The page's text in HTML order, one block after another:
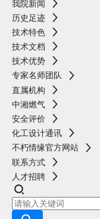
我院新闻
历史足迹
技术特色
技术文档
技术优势
专家名师团队
直属机构
中湘燃气
安全评价
化工设计通讯
不朽情缘官方网站
联系方式
人才招聘